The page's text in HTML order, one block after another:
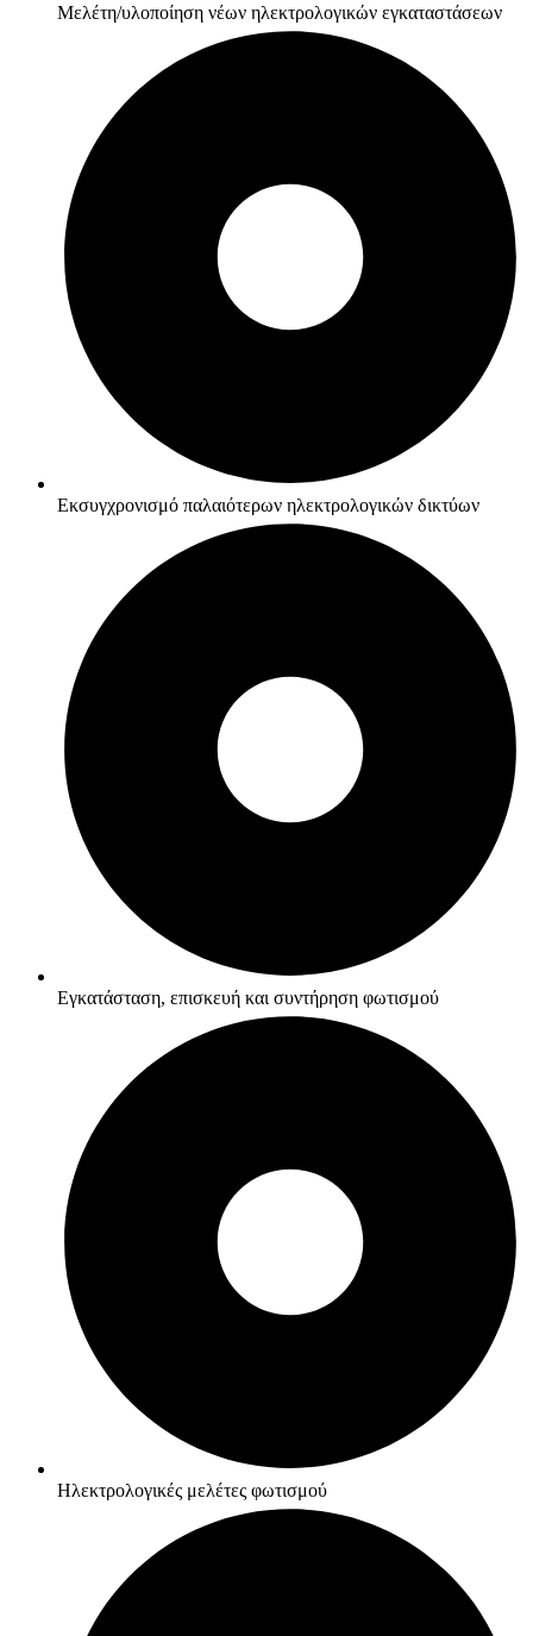
Μελέτη/υλοποίηση νέων ηλεκτρολογικών εγκαταστάσεων
Εκσυγχρονισμό παλαιότερων ηλεκτρολογικών δικτύων
Εγκατάσταση, επισκευή και συντήρηση φωτισμού
Ηλεκτρολογικές μελέτες φωτισμού